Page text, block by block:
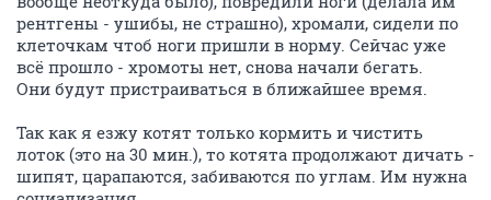
рентгены - ушибы, не страшно), хромали, сидели по
клеточкам чтоб ноги пришли в норму. Сейчас уже
всё прошло - хромоты нет, снова начали бегать.
Они будут пристраиваться в ближайшее время.
Так как я езжу котят только кормить и чистить
лоток (это на 30 мин.), то котята продолжают дичать -
шипят, царапаются, забиваются по углам. Им нужна